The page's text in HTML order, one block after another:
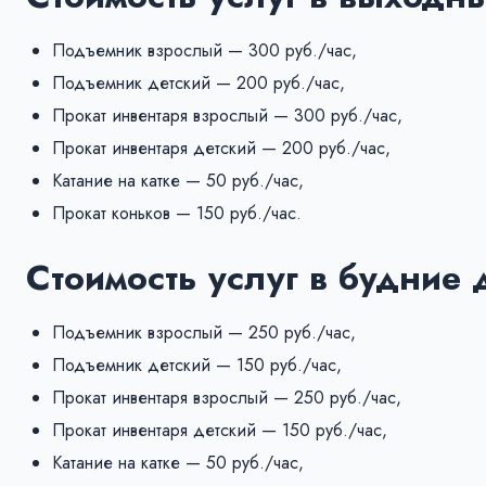
Подъемник взрослый — 300 руб./час,
Подъемник детский — 200 руб./час,
Прокат инвентаря взрослый — 300 руб./час,
Прокат инвентаря детский — 200 руб./час,
Катание на катке — 50 руб./час,
Прокат коньков — 150 руб./час.
Стоимость услуг в будние
Подъемник взрослый — 250 руб./час,
Подъемник детский — 150 руб./час,
Прокат инвентаря взрослый — 250 руб./час,
Прокат инвентаря детский — 150 руб./час,
Катание на катке — 50 руб./час,